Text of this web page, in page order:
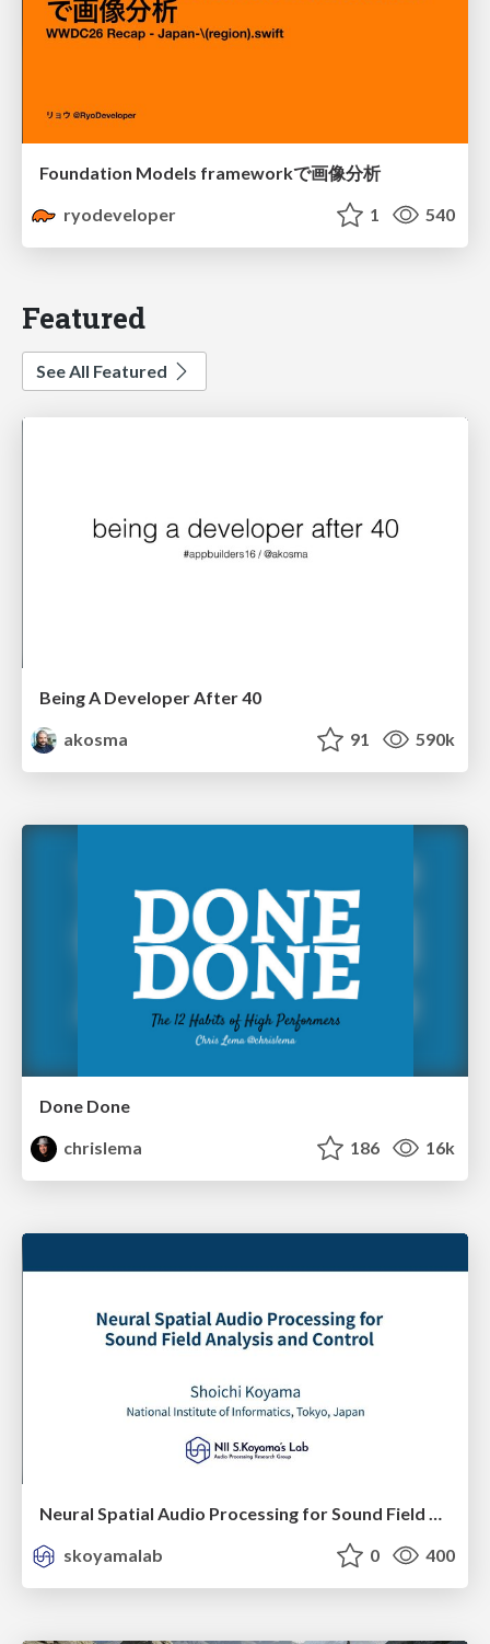
Foundation Models frameworkで画像分析
ryodeveloper
1 540
Featured
See All Featured
Being A Developer After 40
akosma
91 590k
Done Done
chrislema
186 16k
Neural Spatial Audio Processing for Sound Field Analysis and Control
skoyamalab
0 400